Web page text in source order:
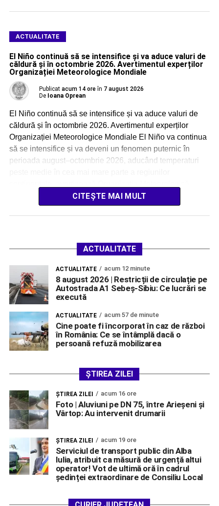
ACTUALITATE
El Niño continuă să se intensifice și va aduce valuri de
căldură și în octombrie 2026. Avertimentul experților
Organizației Meteorologice Mondiale
Publicat acum 14 ore în 7 august 2026
De Ioana Oprean
El Niño continuă să se intensifice și va aduce valuri de
căldură și în octombrie 2026. Avertimentul experților
Organizației Meteorologice Mondiale El Niño va continua
să se intensifice și va deveni un fenomen puternic în
perioada august–octombrie 2026, aducând temperaturi
Mondială (OMM). […]CITEȘTE MAI MULT
ACTUALITATE
ACTUALITATE acum 12 minute
8 august 2026 | Restricții de circulație pe
Autostrada A1 Sebeș-Sibiu: Ce lucrări se
execută
ACTUALITATE acum 57 de minute
Cine poate fi încorporat în caz de război
în România: Ce se întâmplă dacă o
persoană refuză mobilizarea
ȘTIREA ZILEI
ŞTIREA ZILEI acum 16 ore
Foto | Aluviuni pe DN 75, între Arieșeni și
Vârtop: Au intervenit drumarii
ŞTIREA ZILEI acum 19 ore
Serviciul de transport public din Alba
Iulia, atribuit ca măsură de urgență altui
operator! Vot de ultimă oră în cadrul
ședinței extraordinare de Consiliu Local